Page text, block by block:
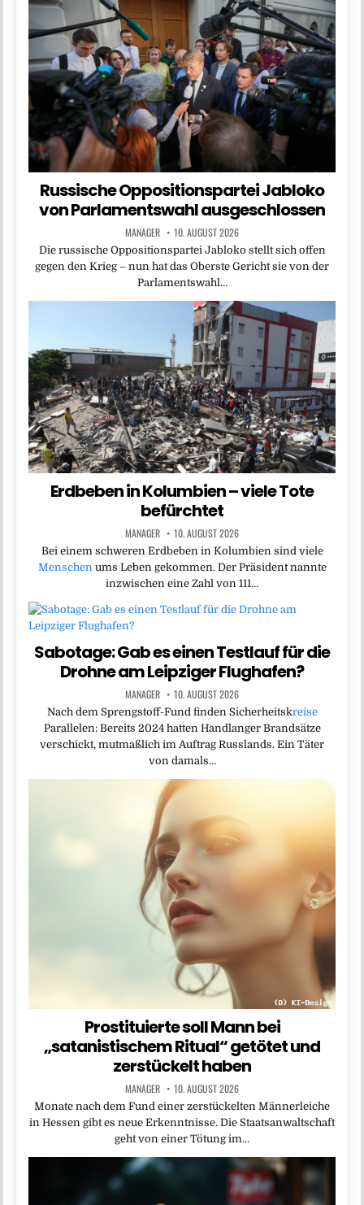
Russische Oppositionspartei Jabloko
von Parlamentswahl ausgeschlossen
MANAGER 10. AUGUST 2026
Die russische Oppositionspartei Jabloko stellt sich offen
gegen den Krieg – nun hat das Oberste Gericht sie von der
Parlamentswahl…
Erdbeben in Kolumbien – viele Tote
befürchtet
MANAGER 10. AUGUST 2026
Bei einem schweren Erdbeben in Kolumbien sind viele
Menschenums Leben gekommen. Der Präsident nannte
inzwischen eine Zahl von 111…
Sabotage: Gab es einen Testlauf für die
Drohne am Leipziger Flughafen?
MANAGER 10. AUGUST 2026
Nach dem Sprengstoff-Fund finden Sicherheitskreise
Parallelen: Bereits 2024 hatten Handlanger Brandsätze
verschickt, mutmaßlich im Auftrag Russlands. Ein Täter
von damals…
Prostituierte soll Mann bei
„satanistischem Ritual“ getötet und
zerstückelt haben
MANAGER 10. AUGUST 2026
Monate nach dem Fund einer zerstückelten Männerleiche
in Hessen gibt es neue Erkenntnisse. Die Staatsanwaltschaft
geht von einer Tötung im…